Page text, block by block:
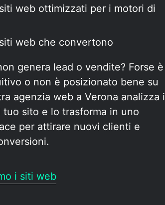
web ottimizzati per i motori di
web che convertono
genera lead o vendite? Forse è
o non è posizionato bene su
agenzia web a Verona analizza i
sito e lo trasforma in uno
per attirare nuovi clienti e
i siti web